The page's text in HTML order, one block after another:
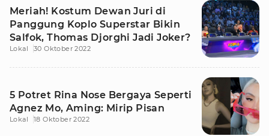
Meriah! Kostum Dewan Juri di
Panggung Koplo Superstar Bikin
Salfok, Thomas Djorghi Jadi Joker?
Lokal 30 Oktober 2022
5 Potret Rina Nose Bergaya Seperti
Agnez Mo, Aming: Mirip Pisan
Lokal 18 Oktober 2022